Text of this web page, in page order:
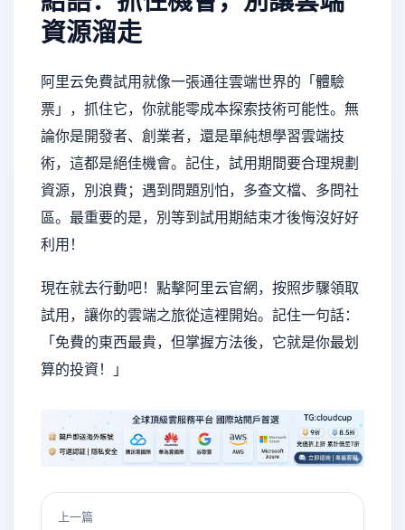
資源溜走
阿里云免費試用就像一張通往雲端世界的「體驗
票」，抓住它，你就能零成本探索技術可能性。無
論你是開發者、創業者，還是單純想學習雲端技
術，這都是絕佳機會。記住，試用期間要合理規劃
資源，別浪費；遇到問題別怕，多查文檔、多問社
區。最重要的是，別等到試用期結束才後悔沒好好
利用！
現在就去行動吧！點擊阿里云官網，按照步驟領取
試用，讓你的雲端之旅從這裡開始。記住一句話：
「免費的東西最貴，但掌握方法後，它就是你最划
算的投資！」
上一篇